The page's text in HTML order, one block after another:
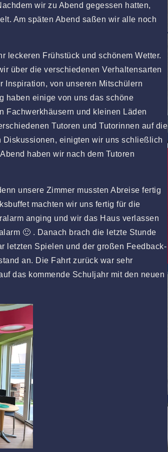
wir zu Abend gegessen hatten,
Am späten Abend saßen wir alle noch
leckeren Frühstück und schönem Wetter.
über die verschiedenen Verhaltensarten
Inspiration, von unseren Mitschülern
haben einige von uns das schöne
Fachwerkhäusern und kleinen Läden
Tutoren und Tutorinnen auf die
einigten wir uns schließlich
haben wir nach dem Tutoren
unsere Zimmer mussten Abreise fertig
machten wir uns fertig für die
anging und wir das Haus verlassen
🙂 . Danach brach die letzte Stunde
letzten Spielen und der großen Feedback-
an. Die Fahrt zurück war sehr
das kommende Schuljahr mit den neuen